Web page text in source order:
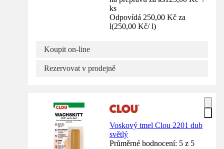
ks
Odpovídá 250,00 Kč za
l(250,00 Kč/ l)
Koupit on-line
Rezervovat v prodejně
Voskový tmel Clou 2201 dub
světlý
Průměrné hodnocení: 5 z 5